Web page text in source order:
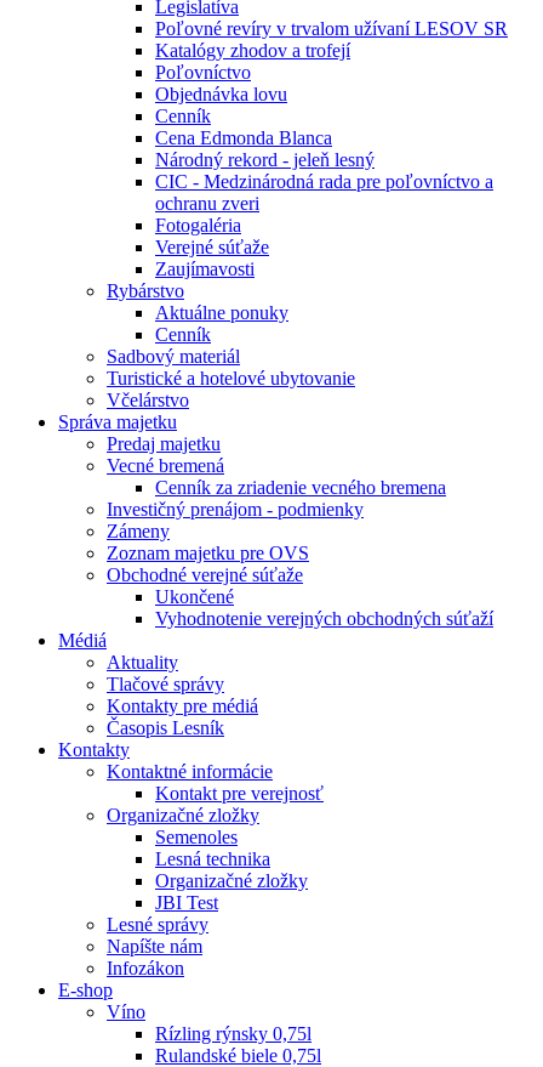
Legislatíva
Poľovné revíry v trvalom užívaní LESOV SR
Katalógy zhodov a trofejí
Poľovníctvo
Objednávka lovu
Cenník
Cena Edmonda Blanca
Národný rekord - jeleň lesný
CIC - Medzinárodná rada pre poľovníctvo a
ochranu zveri
Fotogaléria
Verejné súťaže
Zaujímavosti
Rybárstvo
Aktuálne ponuky
Cenník
Sadbový materiál
Turistické a hotelové ubytovanie
Včelárstvo
Správa majetku
Predaj majetku
Vecné bremená
Cenník za zriadenie vecného bremena
Investičný prenájom - podmienky
Zámeny
Zoznam majetku pre OVS
Obchodné verejné súťaže
Ukončené
Vyhodnotenie verejných obchodných súťaží
Médiá
Aktuality
Tlačové správy
Kontakty pre médiá
Časopis Lesník
Kontakty
Kontaktné informácie
Kontakt pre verejnosť
Organizačné zložky
Semenoles
Lesná technika
Organizačné zložky
JBI Test
Lesné správy
Napíšte nám
Infozákon
E-shop
Víno
Rízling rýnsky 0,75l
Rulandské biele 0,75l